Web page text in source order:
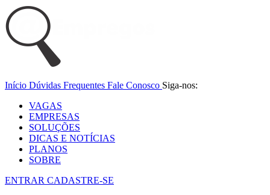
Início Dúvidas Frequentes Fale Conosco Siga-nos:
VAGAS
EMPRESAS
SOLUÇÕES
DICAS E NOTÍCIAS
PLANOS
SOBRE
ENTRAR CADASTRE-SE